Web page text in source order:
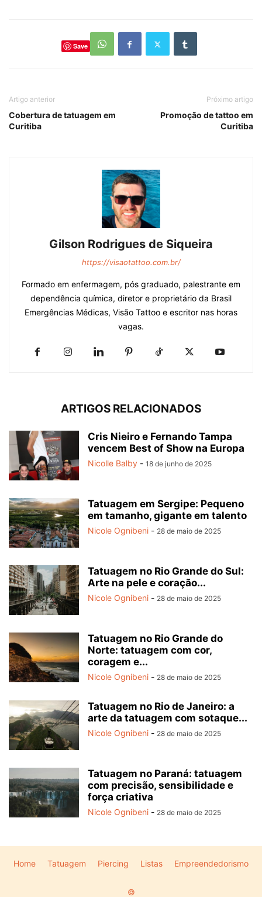
Save
Artigo anterior
Cobertura de tatuagem em
Curitiba
Próximo artigo
Promoção de tattoo em
Curitiba
Gilson Rodrigues de Siqueira
https://visaotattoo.com.br/
Formado em enfermagem, pós graduado, palestrante em
dependência química, diretor e proprietário da Brasil
Emergências Médicas, Visão Tattoo e escritor nas horas
vagas.
ARTIGOS RELACIONADOS
Cris Nieiro e Fernando Tampa
vencem Best of Show na Europa
Nicolle Balby - 18 de junho de 2025
Tatuagem em Sergipe: Pequeno
em tamanho, gigante em talento
Nicole Ognibeni - 28 de maio de 2025
Tatuagem no Rio Grande do Sul:
Arte na pele e coração...
Nicole Ognibeni - 28 de maio de 2025
Tatuagem no Rio Grande do
Norte: tatuagem com cor,
coragem e...
Nicole Ognibeni - 28 de maio de 2025
Tatuagem no Rio de Janeiro: a
arte da tatuagem com sotaque...
Nicole Ognibeni - 28 de maio de 2025
Tatuagem no Paraná: tatuagem
com precisão, sensibilidade e
força criativa
Nicole Ognibeni - 28 de maio de 2025
Home Tatuagem Piercing Listas Empreendedorismo
©